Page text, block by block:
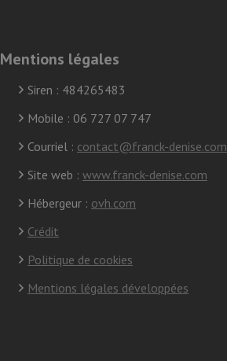
Mentions légales
Siren : 484265483
Mobile : 06 727 07 747
Courriel : contact@franck-denise.com
Site web : www.franck-denise.com
Hébergeur : ovh.com
Crédit
Politique de cookies
Mentions légales développées